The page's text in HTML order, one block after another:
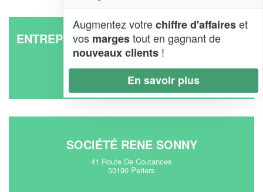
ENTREPRISE GPT RURAL JEUNES FOOT
MER MONTS MARAIS
20 Rue Des Aubepines
50250 La-Haye
SOCIÉTÉ RENE SONNY
41 Route De Coutances
50190 Periers
Augmentez votrechiffre d'affaireset
vos margestout en gagnant de
nouveaux clients !
En savoir plus